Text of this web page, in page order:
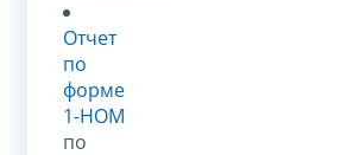
Отчет
по
форме
1-НОМ
по